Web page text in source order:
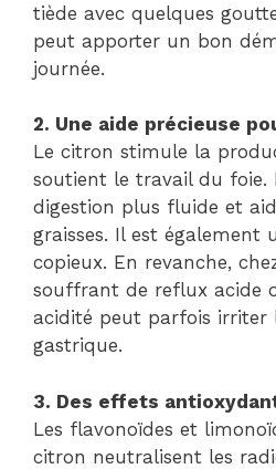
tiède avec quelques
peut apporter un bon
journée.
2. Une aide précieuse
Le citron stimule la
soutient le travail du foie.
digestion plus fluide et
graisses. Il est également
copieux. En revanche,
souffrant de reflux acide
acidité peut parfois irriter
gastrique.
3. Des effets
Les flavonoïdes et
citron neutralisent les